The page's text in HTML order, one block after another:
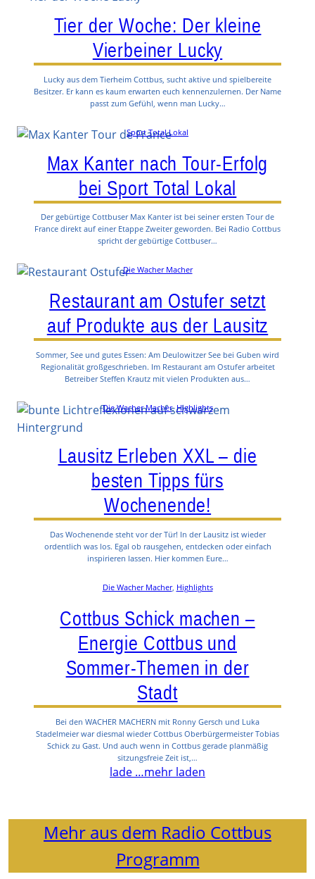
Tier der Woche: Der kleine
Vierbeiner Lucky
Lucky aus dem Tierheim Cottbus, sucht aktive und spielbereite
Besitzer. Er kann es kaum erwarten euch kennenzulernen. Der Name
passt zum Gefühl, wenn man Lucky…
Sport Total Lokal
Max Kanter nach Tour-Erfolg
bei Sport Total Lokal
Der gebürtige Cottbuser Max Kanter ist bei seiner ersten Tour de
France direkt auf einer Etappe Zweiter geworden. Bei Radio Cottbus
spricht der gebürtige Cottbuser…
Die Wacher Macher
Restaurant am Ostufer setzt
auf Produkte aus der Lausitz
Sommer, See und gutes Essen: Am Deulowitzer See bei Guben wird
Regionalität großgeschrieben. Im Restaurant am Ostufer arbeitet
Betreiber Steffen Krautz mit vielen Produkten aus…
Die Wacher Macher, Highlights
Lausitz Erleben XXL – die
besten Tipps fürs
Wochenende!
Das Wochenende steht vor der Tür! In der Lausitz ist wieder
ordentlich was los. Egal ob rausgehen, entdecken oder einfach
inspirieren lassen. Hier kommen Eure…
Die Wacher Macher, Highlights
Cottbus Schick machen –
Energie Cottbus und
Sommer-Themen in der
Stadt
Bei den WACHER MACHERN mit Ronny Gersch und Luka
Stadelmeier war diesmal wieder Cottbus Oberbürgermeister Tobias
Schick zu Gast. Und auch wenn in Cottbus gerade planmäßig
sitzungsfreie Zeit ist,…
lade …mehr laden
Mehr aus dem Radio Cottbus
Programm